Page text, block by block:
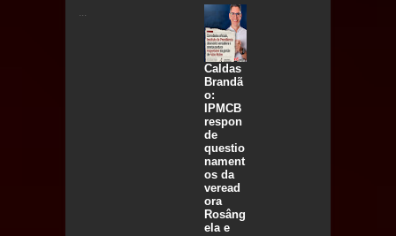
...
Caldas
Brandã
o:
IPMCB
respon
de
questio
nament
os da
veread
ora
Rosâng
ela e